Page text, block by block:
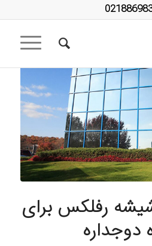
رفلکس برای
دوجداره